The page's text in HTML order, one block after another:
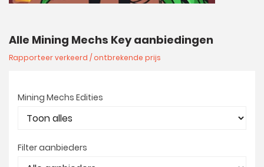
Alle Mining Mechs Key aanbiedingen
Rapporteer verkeerd / ontbrekende prijs
Mining Mechs Edities
Filter aanbieders